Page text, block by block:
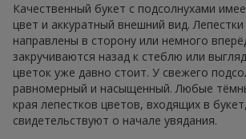
Качественный букет с подсолнухами
цвет и аккуратный внешний вид.
направлены в сторону или немного
закручиваются назад к стеблю или
цветок уже давно стоит. У свежего
равномерный и насыщенный. Любые
края лепестков цветов, входящих в букет,
свидетельствуют о начале увядания.